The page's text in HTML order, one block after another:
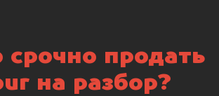
продать
на разбор?